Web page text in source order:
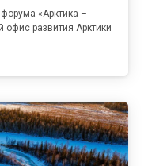
«Арктика –
офис развития Арктики